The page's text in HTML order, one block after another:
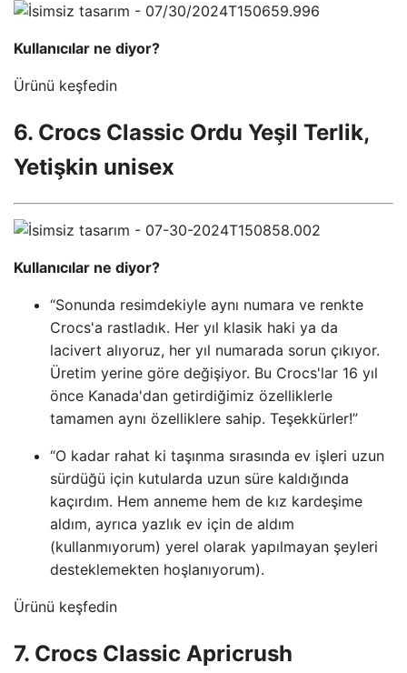
Kullanıcılar ne diyor?
Ürünü keşfedin
6. Crocs Classic Ordu Yeşil Terlik,
Yetişkin unisex
Kullanıcılar ne diyor?
“Sonunda resimdekiyle aynı numara ve renkte
Crocs'a rastladık. Her yıl klasik haki ya da
lacivert alıyoruz, her yıl numarada sorun çıkıyor.
Üretim yerine göre değişiyor. Bu Crocs'lar 16 yıl
önce Kanada'dan getirdiğimiz özelliklerle
tamamen aynı özelliklere sahip. Teşekkürler!”
“O kadar rahat ki taşınma sırasında ev işleri uzun
sürdüğü için kutularda uzun süre kaldığında
kaçırdım. Hem anneme hem de kız kardeşime
aldım, ayrıca yazlık ev için de aldım
(kullanmıyorum) yerel olarak yapılmayan şeyleri
desteklemekten hoşlanıyorum).
Ürünü keşfedin
7. Crocs Classic Apricrush